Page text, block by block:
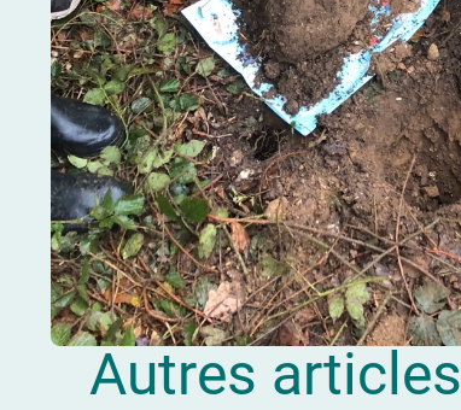
Autres articles